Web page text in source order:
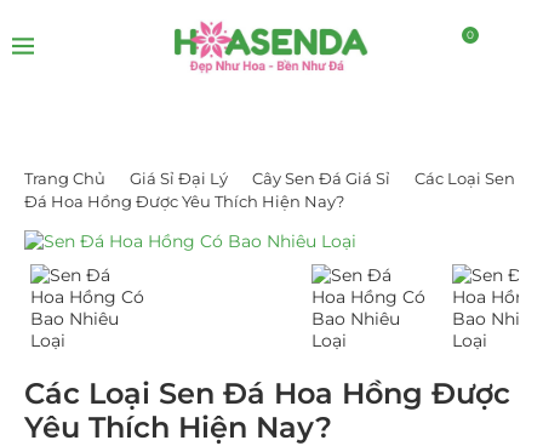
0
Trang Chủ Giá Sỉ Đại Lý Cây Sen Đá Giá Sỉ
Các Loại Sen
Đá Hoa Hồng Được Yêu Thích Hiện Nay?
Các Loại Sen Đá Hoa Hồng Được
Yêu Thích Hiện Nay?